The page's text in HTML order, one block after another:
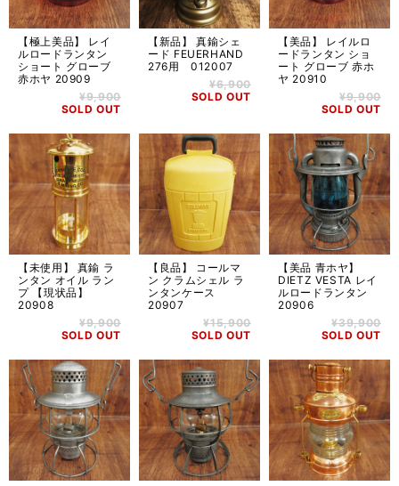
【極上美品】 レイ
ルロードランタン
ショート グローブ
赤ホヤ 20909
¥9,900
SOLD OUT
【新品】 真鍮シェ
ード FEUERHAND
276用 012007
¥6,900
SOLD OUT
【美品】 レイルロ
ードランタン ショ
ート グローブ 赤ホ
ヤ 20910
¥9,900
SOLD OUT
【未使用】 真鍮 ラ
ンタン オイル ラン
プ 【現状品】
20908
¥9,900
SOLD OUT
【良品】 コールマ
ン クラムシェル ラ
ンタンケース
20907
¥15,900
SOLD OUT
【美品 青ホヤ】
DIETZ VESTA レイ
ルロードランタン
20906
¥39,900
SOLD OUT